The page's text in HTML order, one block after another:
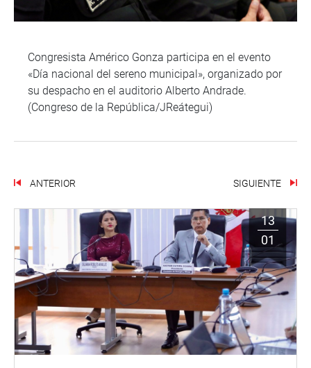
Congresista Américo Gonza participa en el evento
«Día nacional del sereno municipal», organizado por
su despacho en el auditorio Alberto Andrade.
(Congreso de la República/JReátegui)
ANTERIOR SIGUIENTE
13
01